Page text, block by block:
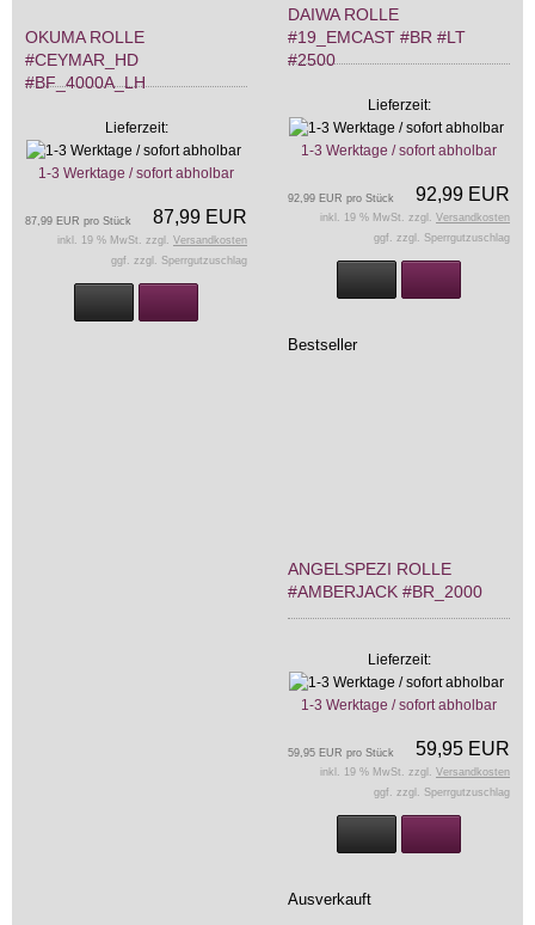
OKUMA ROLLE
#CEYMAR_HD
#BF_4000A_LH
Lieferzeit:
1-3 Werktage / sofort abholbar
87,99 EUR
87,99 EUR pro Stück
inkl. 19 % MwSt. zzgl. Versandkosten
ggf. zzgl. Sperrgutzuschlag
DAIWA ROLLE
#19_EMCAST #BR #LT
#2500
Lieferzeit:
1-3 Werktage / sofort abholbar
92,99 EUR
92,99 EUR pro Stück
inkl. 19 % MwSt. zzgl. Versandkosten
ggf. zzgl. Sperrgutzuschlag
Bestseller
ANGELSPEZI ROLLE
#AMBERJACK #BR_2000
Lieferzeit:
1-3 Werktage / sofort abholbar
59,95 EUR
59,95 EUR pro Stück
inkl. 19 % MwSt. zzgl. Versandkosten
ggf. zzgl. Sperrgutzuschlag
Ausverkauft